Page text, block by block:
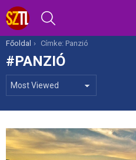
Itt vagy most:
Főoldal Címke: Panzió
PANZIÓ
MOST
VIEWED